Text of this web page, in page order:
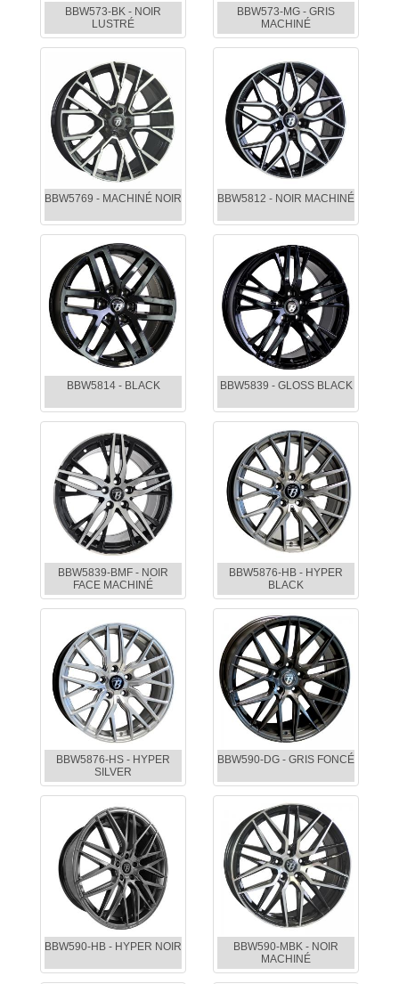
BBW573-BK - NOIR
LUSTRÉ
BBW573-MG - GRIS
MACHINÉ
BBW5769 - MACHINÉ NOIR BBW5812 - NOIR MACHINÉ
BBW5814 - BLACK BBW5839 - GLOSS BLACK
BBW5839-BMF - NOIR
FACE MACHINÉ
BBW5876-HB - HYPER
BLACK
BBW5876-HS - HYPER
SILVER
BBW590-DG - GRIS FONCÉ
BBW590-HB - HYPER NOIR
BBW590-MBK - NOIR
MACHINÉ